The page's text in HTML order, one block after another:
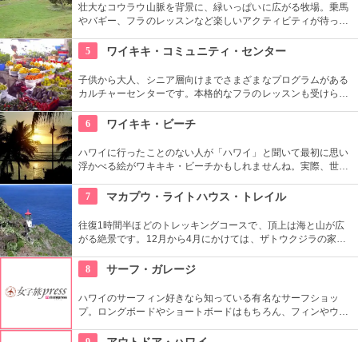
壮大なコウラウ山脈を背景に、緑いっぱいに広がる牧場。乗馬
やバギー、フラのレッスンなど楽しいアクティビティが待って
ック・パーク』のロケ地としても知られ、ロケ地巡りのバスも
あります。
5 ワイキキ・コミュニティ・センター
子供から大人、シニア層向けまでさまざまなプログラムがある
カルチャーセンターです。本格的なフラのレッスンも受けられ
菜・果物が買える、週2回のファーマーズマーケットも好評で
す。
6 ワイキキ・ビーチ
ハワイに行ったことのない人が「ハワイ」と聞いて最初に思い
浮かべる絵がワキキキ・ビーチかもしれませんね。実際、世界
ド・ヘッドが広がるビーチを散策し、「ハワイに来た！」を実
感したいものですね。
7 マカプウ・ライトハウス・トレイル
往復1時間半ほどのトレッキングコースで、頂上は海と山が広
がる絶景です。12月から4月にかけては、ザトウクジラの家族
気軽に寄れるのではないでしょうか。
8 サーフ・ガレージ
ハワイのサーフィン好きなら知っている有名なサーフショッ
プ。ロングボードやショートボードはもちろん、フィンやウェ
や保管も行っています。